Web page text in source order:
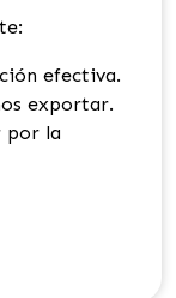
efectiva.
exportar.
por la